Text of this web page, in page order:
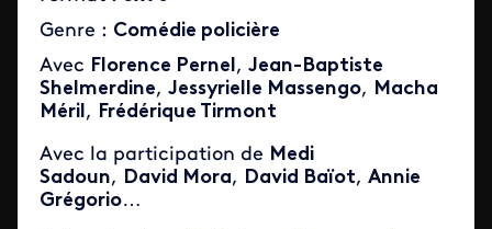
Genre : Comédie policière
Avec Florence Pernel, Jean-Baptiste
Shelmerdine, Jessyrielle Massengo, Macha
Méril, Frédérique Tirmont
Avec la participation de Medi
Sadoun, David Mora, David Baïot, Annie
Grégorio…